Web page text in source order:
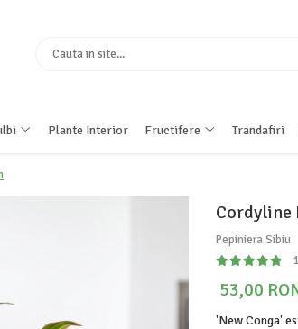
Plante Interior Fructifere Trandafiri
Cordyline
Pepiniera Sibiu
53,00
'New Conga'